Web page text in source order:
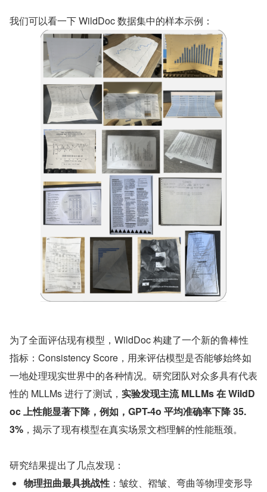
我们可以看一下 WildDoc 数据集中的样本示例：
为了全面评估现有模型，WildDoc 构建了一个新的鲁棒性
指标：Consistency Score，用来评估模型是否能够始终如
一地处理现实世界中的各种情况。研究团队对众多具有代表
性的 MLLMs 进行了测试， 实验发现主流 MLLMs 在 WildD
oc 上性能显著下降，例如，GPT-4o 平均准确率下降 35.
3% ，揭示了现有模型在真实场景文档理解的性能瓶颈。
研究结果提出了几点发现：
物理扭曲最具挑战性 ：皱纹、褶皱、弯曲等物理变形导